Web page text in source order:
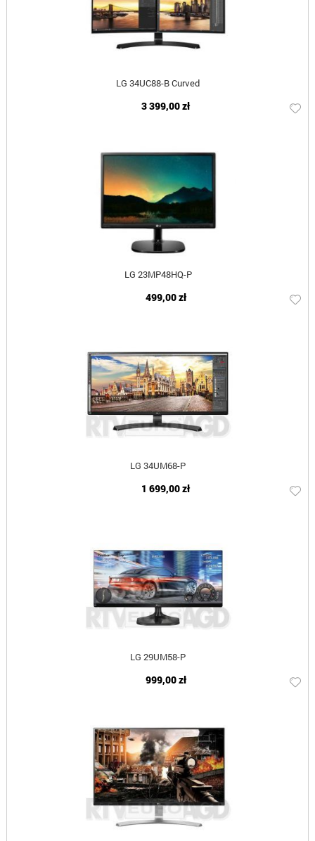
LG 34UC88-B Curved
3 399,00 zł
LG 23MP48HQ-P
499,00 zł
LG 34UM68-P
1 699,00 zł
LG 29UM58-P
999,00 zł